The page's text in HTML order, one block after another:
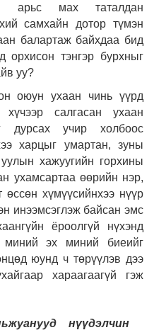
арьс мах таталдан
самхайн дотор түмэн
балартаж байхдаа бид
орхисон тэнгэр бурхныг
уу?
оюун ухаан чинь үүрд
салгасан ухаан
дурсах учир холбоос
харцыг умартан, зуны
хажуугийн горхины
ухамсартаа өөрийн нэр,
өссөн хүмүүсийнхээ нүүр
инээмсэглэж байсан эмс
ёроолгүй нүхэнд
миний эх миний биеийг
юунд ч төрүүлэв дээ
хараагаагүй гэж
нүүдэлчин